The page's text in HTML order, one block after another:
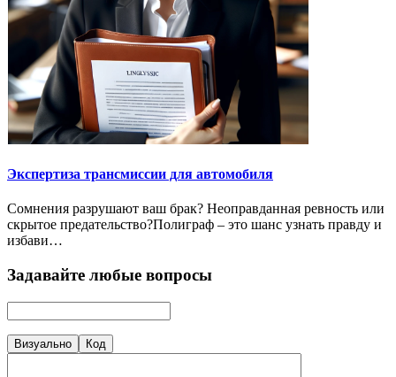
Экспертиза трансмиссии для автомобиля
Сомнения разрушают ваш брак? Неоправданная ревность или
скрытое предательство?Полиграф – это шанс узнать правду и
избави…
Задавайте любые вопросы
Визуально Код